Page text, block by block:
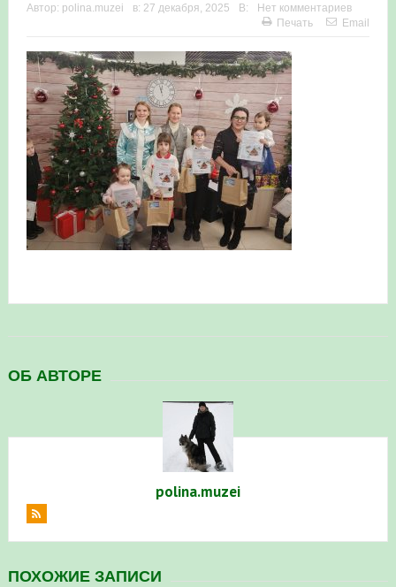
Автор: polina.muzei в: 27 декабря, 2025 В:
Нет комментариев
Печать
Email
ОБ АВТОРЕ
polina.muzei
ПОХОЖИЕ ЗАПИСИ